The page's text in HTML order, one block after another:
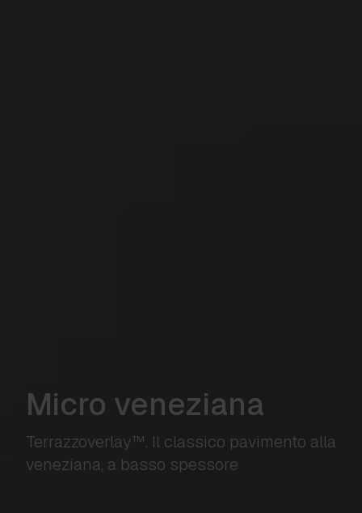
Micro veneziana
Terrazzoverlay™. Il classico pavimento alla
veneziana, a basso spessore